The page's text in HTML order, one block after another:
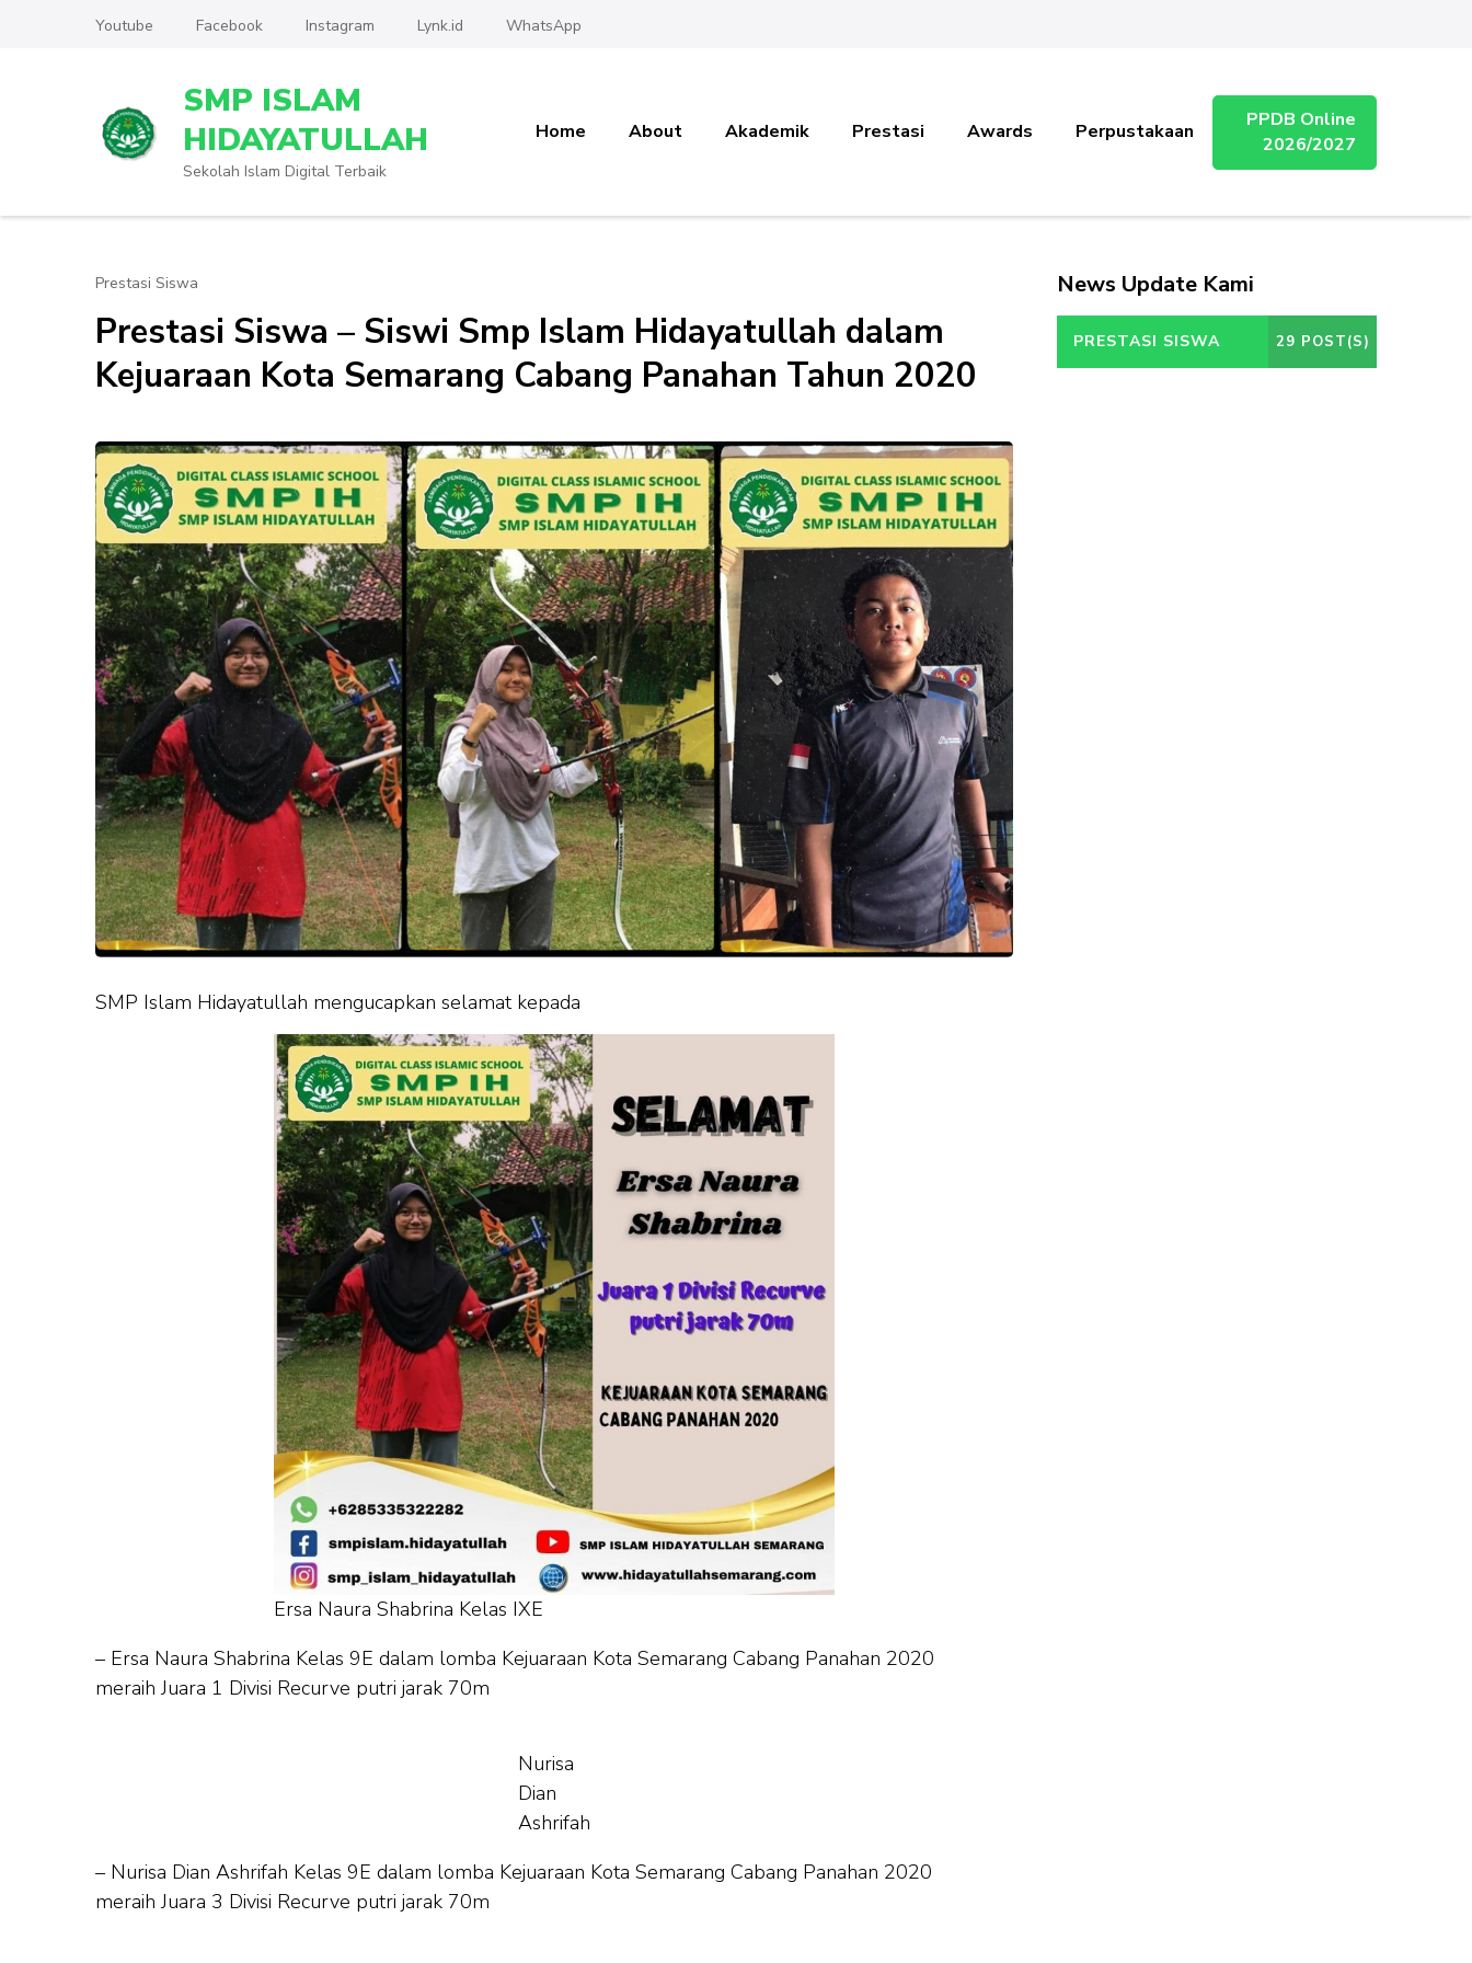
Youtube Facebook Instagram Lynk.id WhatsApp
SMP ISLAM
HIDAYATULLAH
Sekolah Islam Digital Terbaik
Home About Akademik Prestasi Awards Perpustakaan
PPDB Online
2026/2027
Prestasi Siswa
Prestasi Siswa – Siswi Smp Islam Hidayatullah dalam
Kejuaraan Kota Semarang Cabang Panahan Tahun 2020
SMP Islam Hidayatullah mengucapkan selamat kepada
Ersa Naura Shabrina Kelas IXE
– Ersa Naura Shabrina Kelas 9E dalam lomba Kejuaraan Kota Semarang Cabang Panahan 2020
meraih Juara 1 Divisi Recurve putri jarak 70m
Nurisa
Dian
Ashrifah
– Nurisa Dian Ashrifah Kelas 9E dalam lomba Kejuaraan Kota Semarang Cabang Panahan 2020
meraih Juara 3 Divisi Recurve putri jarak 70m
News Update Kami
PRESTASI SISWA 29 POST(S)